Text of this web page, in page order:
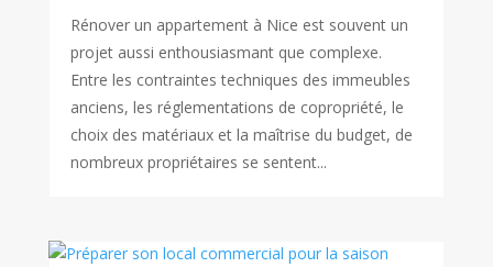
Rénover un appartement à Nice est souvent un
projet aussi enthousiasmant que complexe.
Entre les contraintes techniques des immeubles
anciens, les réglementations de copropriété, le
choix des matériaux et la maîtrise du budget, de
nombreux propriétaires se sentent...